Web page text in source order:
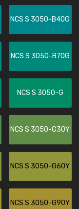
NCS S 3050-B40G
NCS S 3050-B70G
NCS S 3050-G
NCS S 3050-G30Y
NCS S 3050-G60Y
NCS S 3050-G90Y